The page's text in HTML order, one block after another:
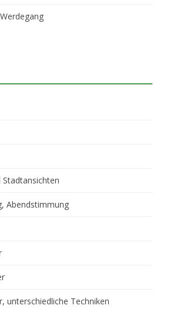
Abendstimmung
unterschiedliche Techniken